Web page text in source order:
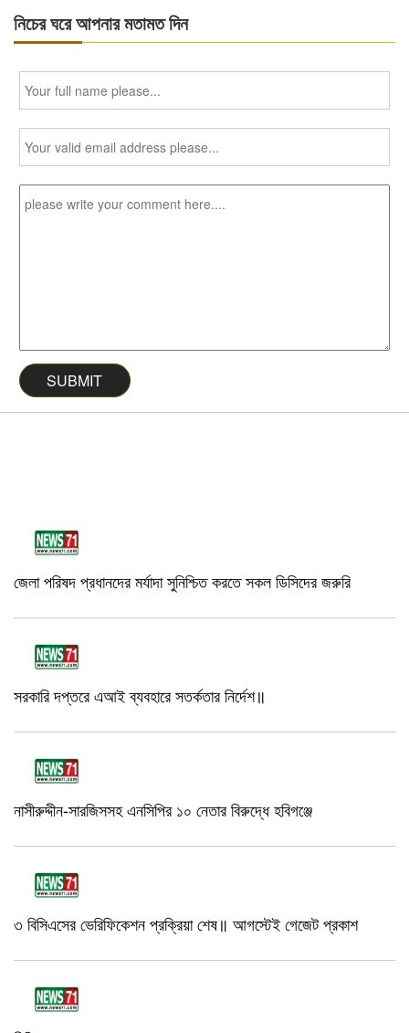
নিচের ঘরে আপনার মতামত দিন
জেলা পরিষদ প্রধানদের মর্যাদা সুনিশ্চিত করতে সকল ডিসিদের জরুরি
সরকারি দপ্তরে এআই ব্যবহারে সতর্কতার নির্দেশ॥
নাসীরুদ্দীন-সারজিসসহ এনসিপির ১০ নেতার বিরুদ্ধে হবিগঞ্জে
৩ বিসিএসের ভেরিফিকেশন প্রক্রিয়া শেষ॥ আগস্টেই গেজেট প্রকাশ